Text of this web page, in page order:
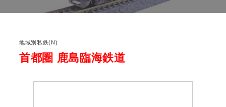
地域別私鉄(N)
首都圏 鹿島臨海鉄道